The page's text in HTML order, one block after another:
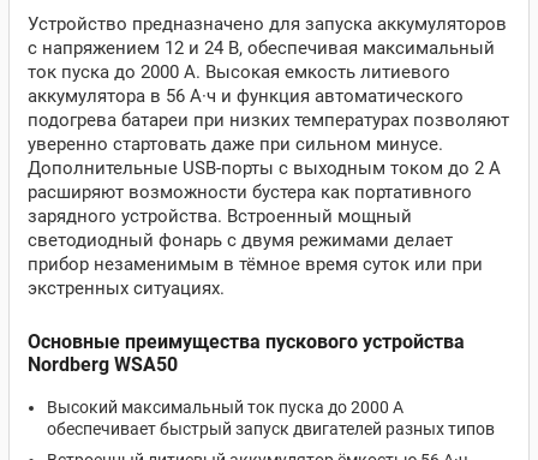
Устройство предназначено для запуска аккумуляторов
с напряжением 12 и 24 В, обеспечивая максимальный
ток пуска до 2000 А. Высокая емкость литиевого
аккумулятора в 56 А·ч и функция автоматического
подогрева батареи при низких температурах позволяют
уверенно стартовать даже при сильном минусе.
Дополнительные USB-порты с выходным током до 2 А
расширяют возможности бустера как портативного
зарядного устройства. Встроенный мощный
светодиодный фонарь с двумя режимами делает
прибор незаменимым в тёмное время суток или при
экстренных ситуациях.
Основные преимущества пускового устройства
Nordberg WSA50
Высокий максимальный ток пуска до 2000 А
обеспечивает быстрый запуск двигателей разных типов